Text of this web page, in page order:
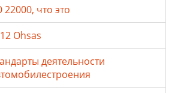
что это
Ohsas
деятельности